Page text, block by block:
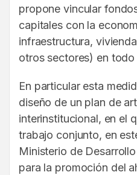
propone vincular
capitales con la
infraestructura,
otros sectores) en todo
En particular esta
diseño de un plan de
interinstitucional, en el
trabajo conjunto, en
Ministerio de
para la promoción del